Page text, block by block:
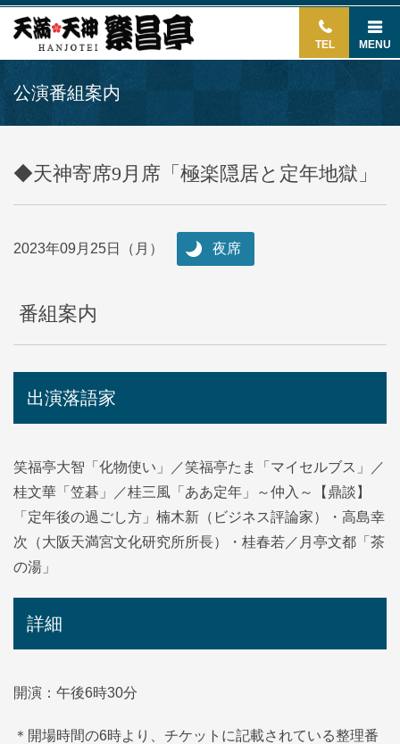
TEL MENU
公演番組案内
◆天神寄席9月席「極楽隠居と定年地獄」
2023年09月25日（月） 夜席
番組案内
出演落語家
笑福亭大智「化物使い」／笑福亭たま「マイセルブス」／
桂文華「笠碁」／桂三風「ああ定年」～仲入～【鼎談】
「定年後の過ごし方」楠木新（ビジネス評論家）・高島幸
次（大阪天満宮文化研究所所長）・桂春若／月亭文都「茶
の湯」
詳細
開演：午後6時30分
＊開場時間の6時より、チケットに記載されている整理番